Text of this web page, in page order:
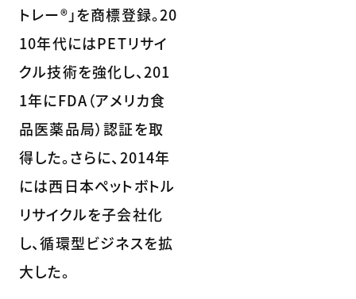
トレー®」を商標登録。20
10年代にはPETリサイ
クル技術を強化し、201
1年にFDA（アメリカ食
品医薬品局）認証を取
得した。さらに、2014年
には西日本ペットボトル
リサイクルを子会社化
し、循環型ビジネスを拡
大した。